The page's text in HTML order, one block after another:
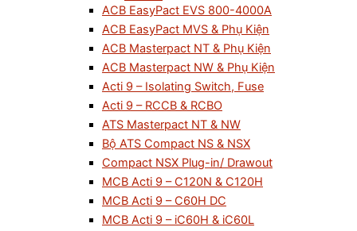
ACB EasyPact EVS 800-4000A
ACB EasyPact MVS & Phụ Kiện
ACB Masterpact NT & Phụ Kiện
ACB Masterpact NW & Phụ Kiện
Acti 9 – Isolating Switch, Fuse
Acti 9 – RCCB & RCBO
ATS Masterpact NT & NW
Bộ ATS Compact NS & NSX
Compact NSX Plug-in/ Drawout
MCB Acti 9 – C120N & C120H
MCB Acti 9 – C60H DC
MCB Acti 9 – iC60H & iC60L